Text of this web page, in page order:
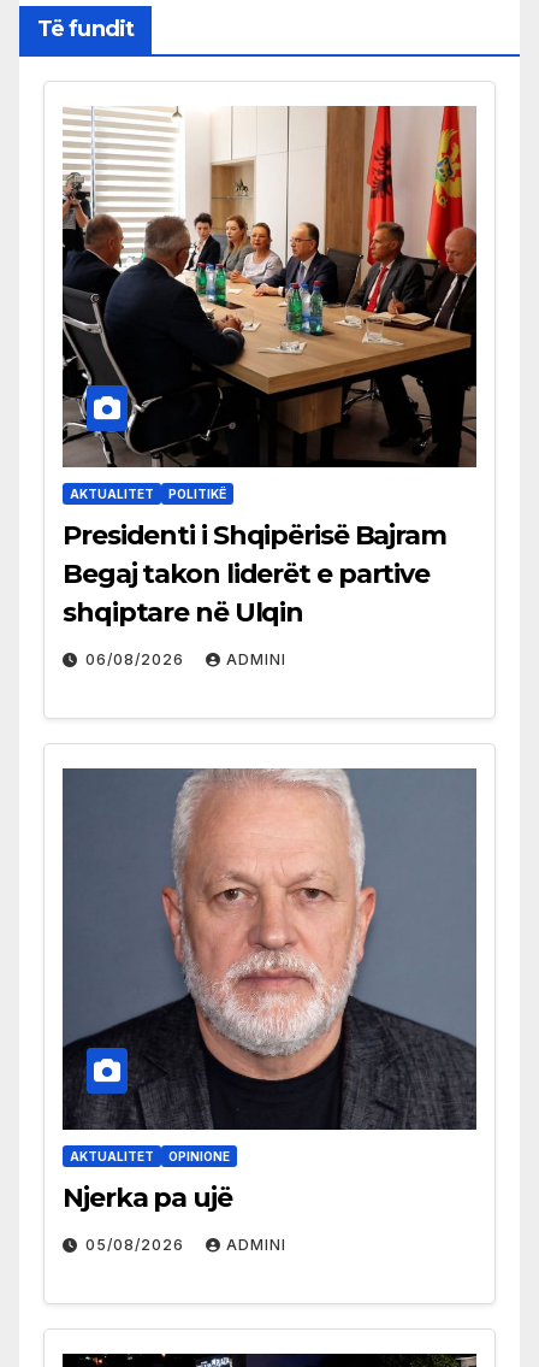
Të fundit
AKTUALITET POLITIKË
Presidenti i Shqipërisë Bajram
Begaj takon liderët e partive
shqiptare në Ulqin
06/08/2026 ADMINI
AKTUALITET OPINIONE
Njerka pa ujë
05/08/2026 ADMINI